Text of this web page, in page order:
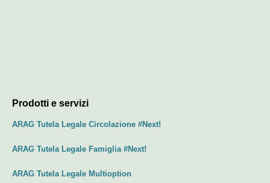
Prodotti e servizi
ARAG Tutela Legale Circolazione #Next!
ARAG Tutela Legale Famiglia #Next!
ARAG Tutela Legale Multioption